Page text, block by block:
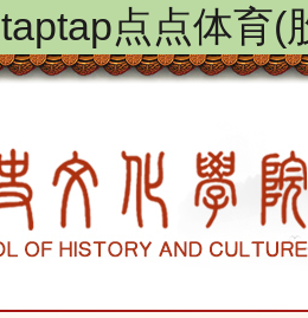
taptap点点体育(